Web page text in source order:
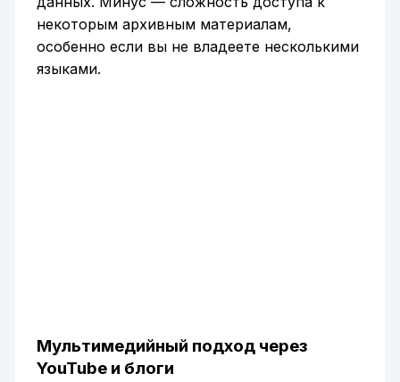
некоторым архивным материалам,
особенно если вы не владеете несколькими
языками.
Мультимедийный подход через
YouTube и блоги